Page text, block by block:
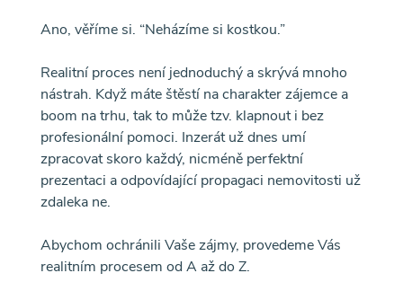
Ano, věříme si. “Neházíme si kostkou.”
Realitní proces není jednoduchý a skrývá mnoho
nástrah. Když máte štěstí na charakter zájemce a
boom na trhu, tak to může tzv. klapnout i bez
profesionální pomoci. Inzerát už dnes umí
zpracovat skoro každý, nicméně perfektní
prezentaci a odpovídající propagaci nemovitosti už
zdaleka ne.
Abychom ochránili Vaše zájmy, provedeme Vás
realitním procesem od A až do Z.